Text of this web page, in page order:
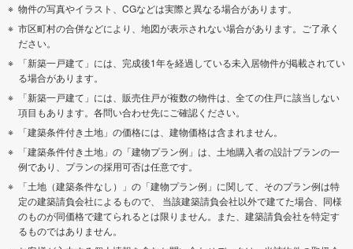
物件の写真やイラスト、CGなどは実際と異なる場合があります。
市区町村の合併などにより、地図が表示されない場合があります。ご了承く
ださい。
「新築一戸建て」には、完成後1年を経過している未入居物件が掲載されてい
る場合があります。
「新築一戸建て」には、販売住戸が複数の物件は、全ての住戸に該当しない
項目もあります。各問い合わせ先にご確認ください。
「建築条件付き土地」の価格には、建物価格は含まれません。
「建築条件付き土地」の「建物プラン例」は、土地購入者の設計プランの一
例であり、プランの採用可否は任意です。
「土地（建築条件なし）」の「建物プラン例」に関して、そのプラン例は特
定の建築請負会社によるもので、 当該建築請負会社以外で建てた場合、同様
のものが同価格で建てられるとは限りません。また、建築請負会社を特定す
るものではありません。